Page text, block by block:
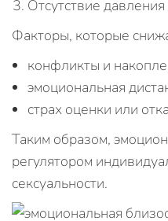
Отсутствие
Факторы, которые
конфликты и
эмоциональная
страх оценки или
Таким образом,
регулятором
сексуальности.